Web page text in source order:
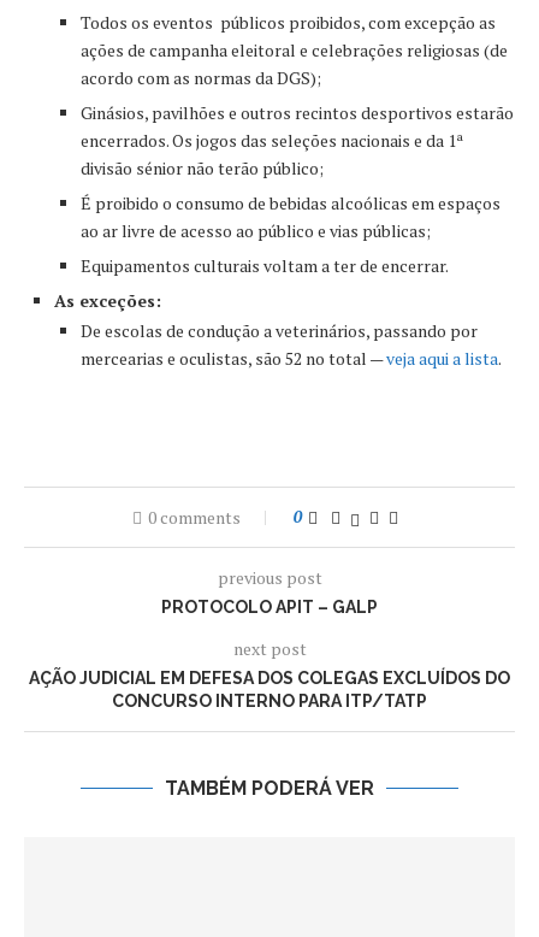
Todos os eventos públicos proibidos, com excepção as
ações de campanha eleitoral e celebrações religiosas (de
acordo com as normas da DGS);
Ginásios, pavilhões e outros recintos desportivos estarão
encerrados. Os jogos das seleções nacionais e da 1ª
divisão sénior não terão público;
É proibido o consumo de bebidas alcoólicas em espaços
ao ar livre de acesso ao público e vias públicas;
Equipamentos culturais voltam a ter de encerrar.
As exceções:
De escolas de condução a veterinários, passando por
mercearias e oculistas, são 52 no total —veja aqui a lista.
0 comments 0
previous post
PROTOCOLO APIT – GALP
next post
AÇÃO JUDICIAL EM DEFESA DOS COLEGAS EXCLUÍDOS DO
CONCURSO INTERNO PARA ITP/TATP
TAMBÉM PODERÁ VER